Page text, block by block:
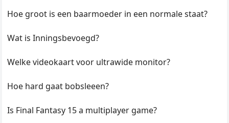
Hoe groot is een baarmoeder in een normale staat?
Wat is Inningsbevoegd?
Welke videokaart voor ultrawide monitor?
Hoe hard gaat bobsleeen?
Is Final Fantasy 15 a multiplayer game?